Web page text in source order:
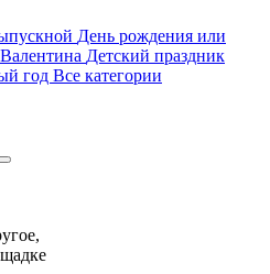
День рождения или
Детский праздник
год Все категории